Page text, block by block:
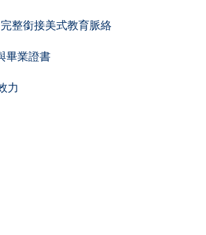
整銜接美式教育脈絡
畢業證書
力